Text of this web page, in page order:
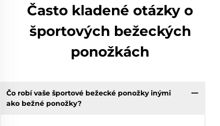
Často kladené otázky o
športových bežeckých
ponožkách
Čo robí vaše športové bežecké ponožky inými
ako bežné ponožky?